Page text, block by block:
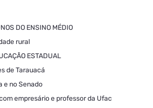
DO ENSINO MÉDIO
rural
ESTADUAL
de Tarauacá
e no Senado
empresário e professor da Ufac